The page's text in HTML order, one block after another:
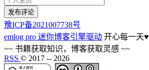
豫ICP备2021007738号
emlog pro 迷你博客引擎驱动 开心每一天♥
~~ 书籍获取知识，博客获取灵感 ~~
RSS © 2017 -- 2026